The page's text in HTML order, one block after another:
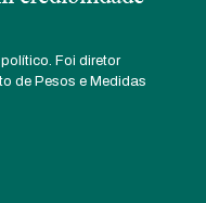
Foi diretor
de Pesos e Medidas